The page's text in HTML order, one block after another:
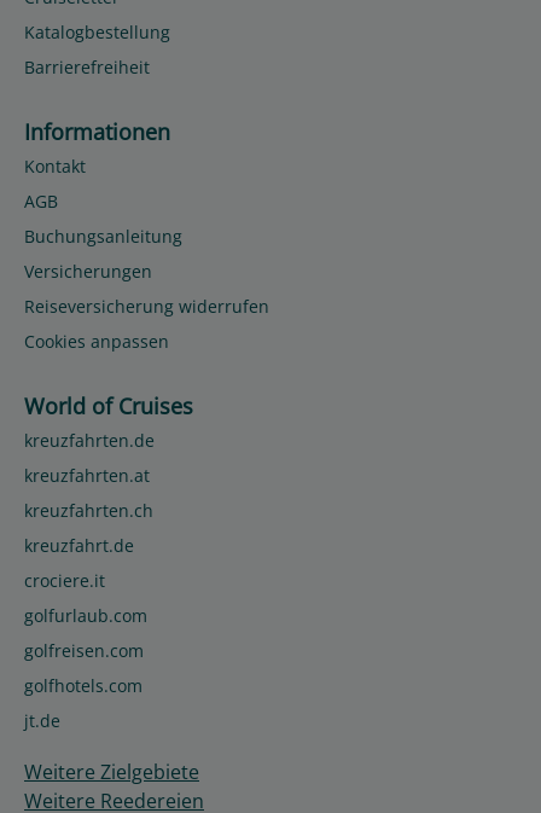
Katalogbestellung
Barrierefreiheit
Informationen
Kontakt
AGB
Buchungsanleitung
Versicherungen
Reiseversicherung widerrufen
Cookies anpassen
World of Cruises
kreuzfahrten.de
kreuzfahrten.at
kreuzfahrten.ch
kreuzfahrt.de
crociere.it
golfurlaub.com
golfreisen.com
golfhotels.com
jt.de
Weitere Zielgebiete
Weitere Reedereien